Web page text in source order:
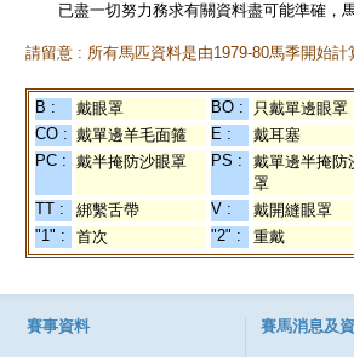
已盡一切努力務求有關資料盡可能準確，
請留意 : 所有馬匹資料是由1979-80馬季開始計
B : 戴眼罩 BO : 只戴單邊眼罩
CO : 戴單邊羊毛面箍 E : 戴耳塞
PC : 戴半掩防沙眼罩 PS :
戴單邊半掩防
罩
TT : 綁繫舌帶 V : 戴開縫眼罩
"1" :
首次 "2" : 重戴
賽事資料 賽馬消息及